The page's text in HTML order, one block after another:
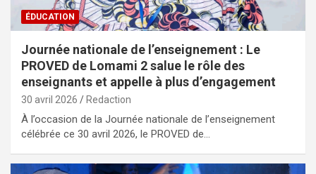
ÉDUCATION
Journée nationale de l’enseignement : Le
PROVED de Lomami 2 salue le rôle des
enseignants et appelle à plus d’engagement
30 avril 2026 Redaction
À l’occasion de la Journée nationale de l’enseignement
célébrée ce 30 avril 2026, le PROVED de…